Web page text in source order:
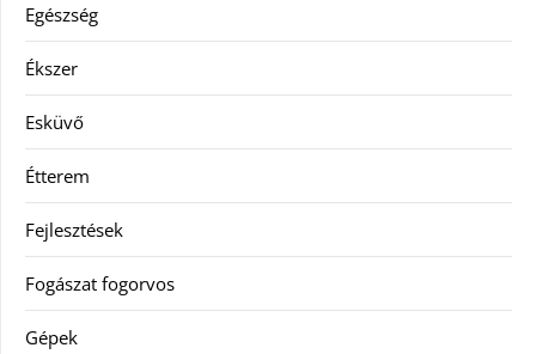
Egészség
Ékszer
Esküvő
Étterem
Fejlesztések
Fogászat fogorvos
Gépek